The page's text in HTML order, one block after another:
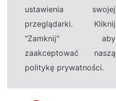
ustawienia swojej
przeglądarki. Kliknij
"Zamknij" aby
zaakceptować naszą
politykę prywatności.